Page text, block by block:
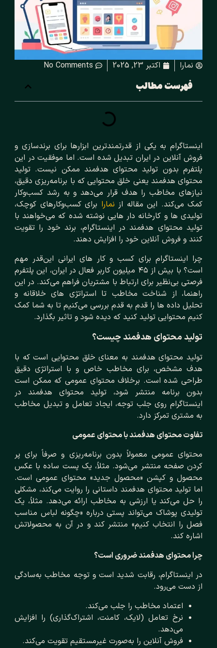
نمارا اکتبر 23, 2025 No Comments
فهرست مطالب
اینستاگرام به یکی از قدرتمندترین ابزارها برای برندسازی و
فروش آنلاین در ایران تبدیل شده است. اما موفقیت در این
پلتفرم بدون تولید محتوای هدفمند ممکن نیست. تولید
محتوای هدفمند یعنی خلق محتوایی که با برنامه‌ریزی دقیق،
نیازهای مخاطب را هدف قرار می‌دهد و به رشد کسب‌وکار
کمک می‌کند. این مقاله از نمارا برای کسب‌وکارهای کوچک،
تولیدی‌ ها و کارخانه‌ دار هایی نوشته شده که می‌خواهند با
تولید محتوای هدفمند در اینستاگرام، برند خود را تقویت
کنند و فروش آنلاین خود را افزایش دهند.
چرا اینستاگرام برای کسب‌ و کار های ایرانی این‌قدر مهم
است؟ با بیش از ۴۵ میلیون کاربر فعال در ایران، این پلتفرم
فرصتی بی‌نظیر برای ارتباط با مشتریان فراهم می‌کند. در این
راهنما، از شناخت مخاطب تا استراتژی‌ های خلاقانه و
تحلیل داده‌ ها را قدم‌ به‌ قدم بررسی می‌کنیم تا به شما کمک
کنیم محتوایی تولید کنید که دیده شود و تاثیر بگذارد.
تولید محتوای هدفمند چیست؟
تولید محتوای هدفمند به معنای خلق محتوایی است که با
هدف مشخص، برای مخاطب خاص و با استراتژی دقیق
طراحی شده است. برخلاف محتوای عمومی که ممکن است
بدون برنامه منتشر شود، تولید محتوای هدفمند در
اینستاگرام روی جلب توجه، ایجاد تعامل و تبدیل مخاطب
به مشتری تمرکز دارد.
تفاوت محتوای هدفمند با محتوای عمومی
محتوای عمومی معمولاً بدون برنامه‌ریزی و صرفاً برای پر
کردن صفحه منتشر می‌شود. مثلاً، یک پست ساده با عکس
محصول و کپشن «محصول جدید» محتوای عمومی است.
اما تولید محتوای هدفمند داستانی را روایت می‌کند، مشکلی
را حل می‌کند یا ارزشی به مخاطب ارائه می‌دهد. مثلاً، یک
تولیدی پوشاک می‌تواند پستی درباره «چگونه لباس مناسب
فصل را انتخاب کنیم» منتشر کند و در آن به محصولاتش
اشاره کند.
چرا محتوای هدفمند ضروری است؟
در اینستاگرام، رقابت شدید است و توجه مخاطب به‌سادگی
از دست می‌رود.
اعتماد مخاطب را جلب می‌کند.
نرخ تعامل (لایک، کامنت، اشتراک‌گذاری) را افزایش
می‌دهد.
فروش آنلاین را به‌صورت غیرمستقیم تقویت می‌کند.